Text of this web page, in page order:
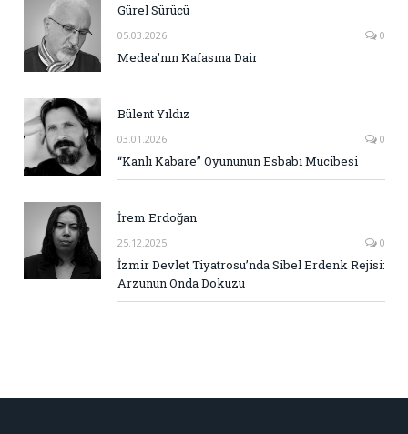
Gürel Sürücü
05.03.2026 0
Medea’nın Kafasına Dair
Bülent Yıldız
03.01.2026 0
“Kanlı Kabare” Oyununun Esbabı Mucibesi
İrem Erdoğan
25.12.2025 0
İzmir Devlet Tiyatrosu’nda Sibel Erdenk Rejisi:
Arzunun Onda Dokuzu